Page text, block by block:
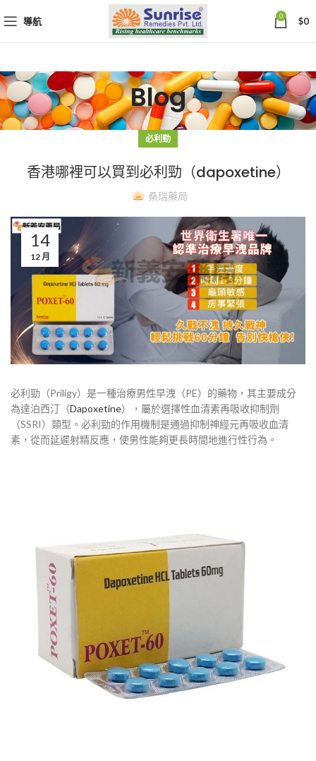
導航 0 $0
Blog
必利勁
香港哪裡可以買到必利勁（dapoxetine）
桑瑞藥局
14
12 月
必利勁（Priligy）是一種治療男性早洩（PE）的藥物，其主要成分
為達泊西汀（Dapoxetine），屬於選擇性血清素再吸收抑制劑
（SSRI）類型。必利勁的作用機制是通過抑制神經元再吸收血清
素，從而延遲射精反應，使男性能夠更長時間地進行性行為。